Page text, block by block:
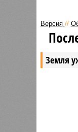
Версия //
Земля